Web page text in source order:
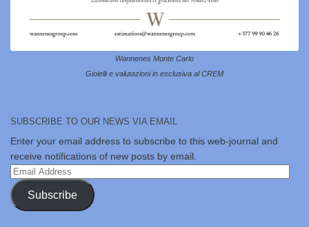
Wannenes Monte Carlo
Gioielli e valutazioni in esclusiva al CREM
SUBSCRIBE TO OUR NEWS VIA EMAIL
Enter your email address to subscribe to this web-journal and
receive notifications of new posts by email.
Email
Address
Subscribe